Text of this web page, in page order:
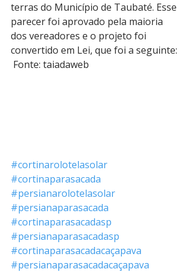
terras do Município de Taubaté. Esse
parecer foi aprovado pela maioria
dos vereadores e o projeto foi
convertido em Lei, que foi a seguinte:
Fonte: taiadaweb
#cortinarolotelasolar
#cortinaparasacada
#persianarolotelasolar
#persianaparasacada
#cortinaparasacadasp
#persianaparasacadasp
#cortinaparasacadacaçapava
#persianaparasacadacaçapava